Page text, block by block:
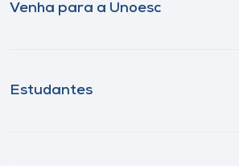
Venha para a Unoesc
Estudantes